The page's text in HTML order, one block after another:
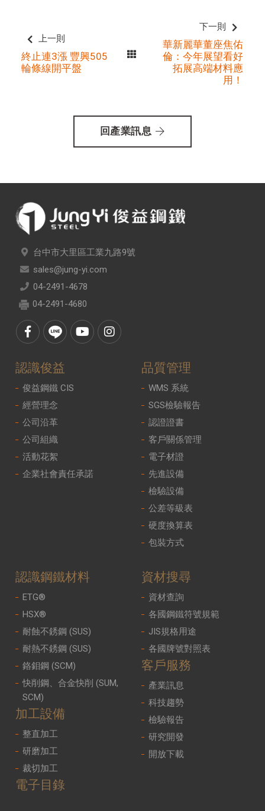
上一則
終止連3漲 豐興505
輪條線開平盤
下一則
華新麗華董座焦佑
倫：今年展望看好
拓展高端材料應
用！
回產業訊息
台中市大里區工業九路9號
sales@jung-yi.com
04-2491-4678
04-2491-4680
認識俊益
俊益鋼鐵 CIS
經營理念
公司沿革
公司組織
活動花絮
企業社會責任承諾
品質管理
WMS 系統
SGS檢驗報告
認證證書
客戶關係管理
電子材證
先進設備
檢驗設備
公差等級表
硬度換算表
包裝方式
認識鋼鐵材料
ETG®
HSX®
耐蝕不銹鋼 (SUS)
耐熱不銹鋼 (SUS)
鉻鉬鋼 (SCM)
快削鋼、合金快削 (SUM,
SCM)
加工設備
整直加工
研磨加工
裁切加工
電子目錄
資材搜尋
資材查詢
各國鋼鐵符號規範
JIS規格用途
各國牌號對照表
客戶服務
產業訊息
科技趨勢
檢驗報告
研究開發
開放下載